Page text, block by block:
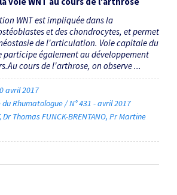
WNT est impliquée dans la
et des chondrocytes, et permet
de l'articulation. Voie capitale du
participe également au développement
cours de l'arthrose, on observe ...
avril 2017
Rhumatologue / N° 431 - avril 2017
Dr Thomas FUNCK-BRENTANO Pr Martine